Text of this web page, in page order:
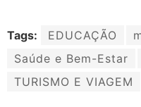
Tags: EDUCAÇÃO
Saúde e Bem-Estar
TURISMO E VIAGEM